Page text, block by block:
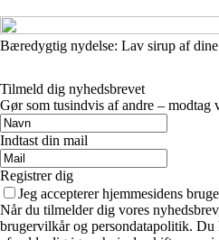
Bæredygtig nydelse: Lav sirup af
Tilmeld dig nyhedsbrevet
Gør som tusindvis af andre – modtag
Indtast din mail
Registrer dig
Jeg accepterer hjemmesidens
Når du tilmelder dig vores
brugervilkår og persondatapolitik. Du